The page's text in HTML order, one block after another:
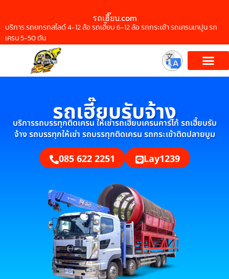
รถเฮี๊ยบ.com
บริการ รถยกรถสไลด์ 4-12 ล้อ รถเฮี๊ยบ 6-12 ล้อ รถกระเช้า รถเครนเทปูน รถ
เครน 5-50 ตัน
รถเฮี๊ยบรับจ้าง
บริการรถบรรทุกติดเครน ให้เช่ารถเฮี๊ยบเครนคาร์โก้ รถเฮี๊ยบรับ
จ้าง รถบรรทุกให้เช่า รถบรรทุกติดเครน รถกระเช้าติดปลายบูม
085 622 2251 Lay1239